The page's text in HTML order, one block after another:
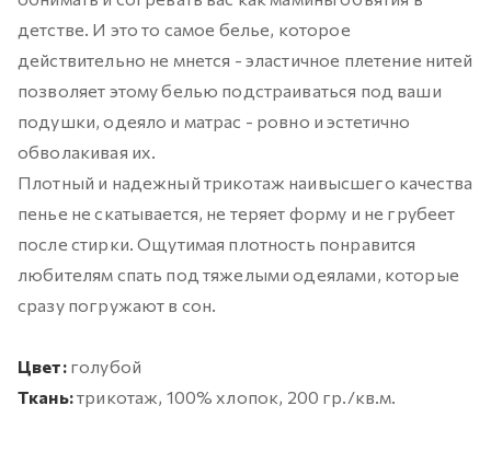
детстве. И это то самое белье, которое
действительно не мнется - эластичное плетение нитей
позволяет этому белью подстраиваться под ваши
подушки, одеяло и матрас - ровно и эстетично
обволакивая их.
Плотный и надежный трикотаж наивысшего качества
пенье не скатывается, не теряет форму и не грубеет
после стирки. Ощутимая плотность понравится
любителям спать под тяжелыми одеялами, которые
сразу погружают в сон.
Цвет:голубой
Ткань:трикотаж, 100% хлопок, 200 гр./кв.м.